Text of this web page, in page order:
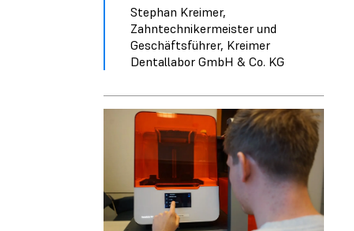
Stephan Kreimer,
Zahntechnikermeister und
Geschäftsführer, Kreimer
Dentallabor GmbH & Co. KG